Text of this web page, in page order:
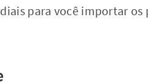
para você importar os